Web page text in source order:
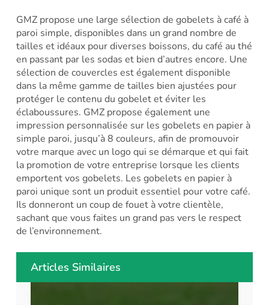
GMZ propose une large sélection de gobelets à café à
paroi simple, disponibles dans un grand nombre de
tailles et idéaux pour diverses boissons, du café au thé
en passant par les sodas et bien d’autres encore. Une
sélection de couvercles est également disponible
dans la même gamme de tailles bien ajustées pour
protéger le contenu du gobelet et éviter les
éclaboussures. GMZ propose également une
impression personnalisée sur les gobelets en papier à
simple paroi, jusqu’à 8 couleurs, afin de promouvoir
votre marque avec un logo qui se démarque et qui fait
la promotion de votre entreprise lorsque les clients
emportent vos gobelets. Les gobelets en papier à
paroi unique sont un produit essentiel pour votre café.
Ils donneront un coup de fouet à votre clientèle,
sachant que vous faites un grand pas vers le respect
de l’environnement.
Articles Similaires